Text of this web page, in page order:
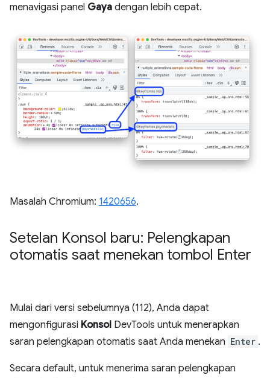
menavigasi panel Gaya dengan lebih cepat.
Masalah Chromium: 1420656.
Setelan Konsol baru: Pelengkapan
otomatis saat menekan tombol Enter
Mulai dari versi sebelumnya (112), Anda dapat
mengonfigurasi Konsol DevTools untuk menerapkan
saran pelengkapan otomatis saat Anda menekan Enter .
Secara default, untuk menerima saran pelengkapan